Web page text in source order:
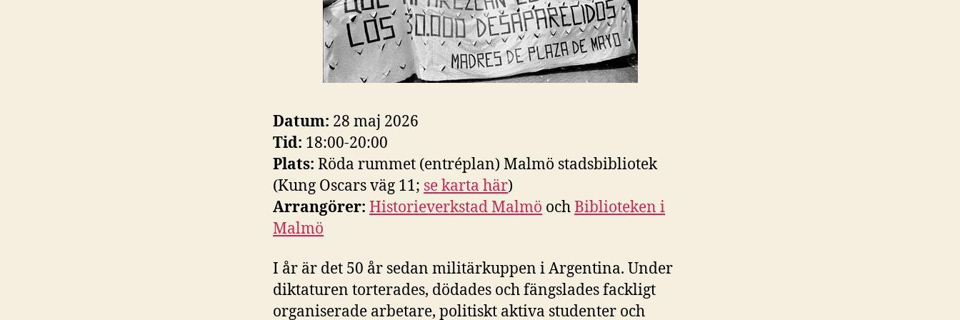
Datum: 28 maj 2026
Tid: 18:00-20:00
Plats: Röda rummet (entréplan) Malmö stadsbibliotek
(Kung Oscars väg 11; se karta här)
Arrangörer: Historieverkstad Malmö ochBiblioteken i
Malmö
I år är det 50 år sedan militärkuppen i Argentina. Under
diktaturen torterades, dödades och fängslades fackligt
organiserade arbetare, politiskt aktiva studenter och